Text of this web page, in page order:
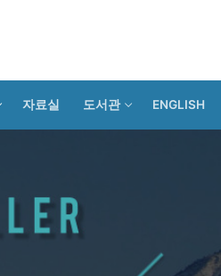
자료실 도서관 ENGLISH